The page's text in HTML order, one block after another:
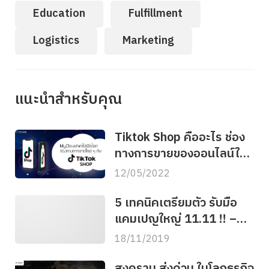
Education
Fulfillment
Logistics
Marketing
แนะนำสำหรับคุณ
Tiktok Shop คืออะไร ช่อง
ทางการขายของออนไลน์ใหม่
มาแรง !
12/05/2022
5 เทคนิคเตรียมตัว รับมือ
แคมเปญใหญ่ 11.11 !! –
MyCloudfulfillment
18/11/2019